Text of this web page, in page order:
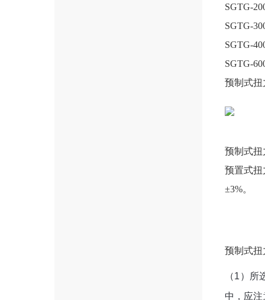
SGTG-
SGTG-
SGTG-
SGTG-
预制式扭
预制式扭
预置式扭
±3%。
预制式扭
（1）
中，应